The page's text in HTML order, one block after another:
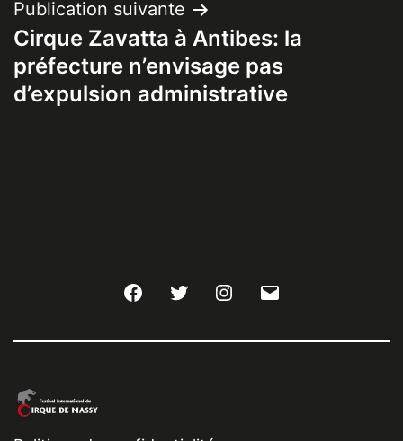
Publication suivante
Cirque Zavatta à Antibes: la
préfecture n’envisage pas
d’expulsion administrative
FacebookTwitter Instagram